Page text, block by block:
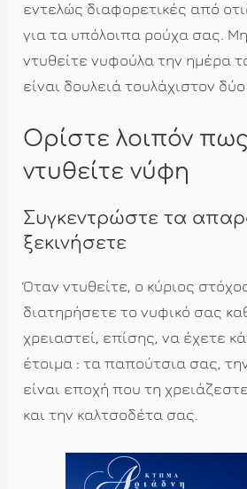
εντελώς διαφορετικές από
για τα υπόλοιπα ρούχα σας.
ντυθείτε νυφούλα την ημέρα
είναι δουλειά τουλάχιστον
Ορίστε λοιπόν
ντυθείτε νύφη
Συγκεντρώστε τα
ξεκινήσετε
Όταν ντυθείτε, ο κύριος
διατηρήσετε το νυφικό σας
χρειαστεί, επίσης, να έχετε
έτοιμα : τα παπούτσια σας,
είναι εποχή που τη
και την καλτσοδέτα σας.